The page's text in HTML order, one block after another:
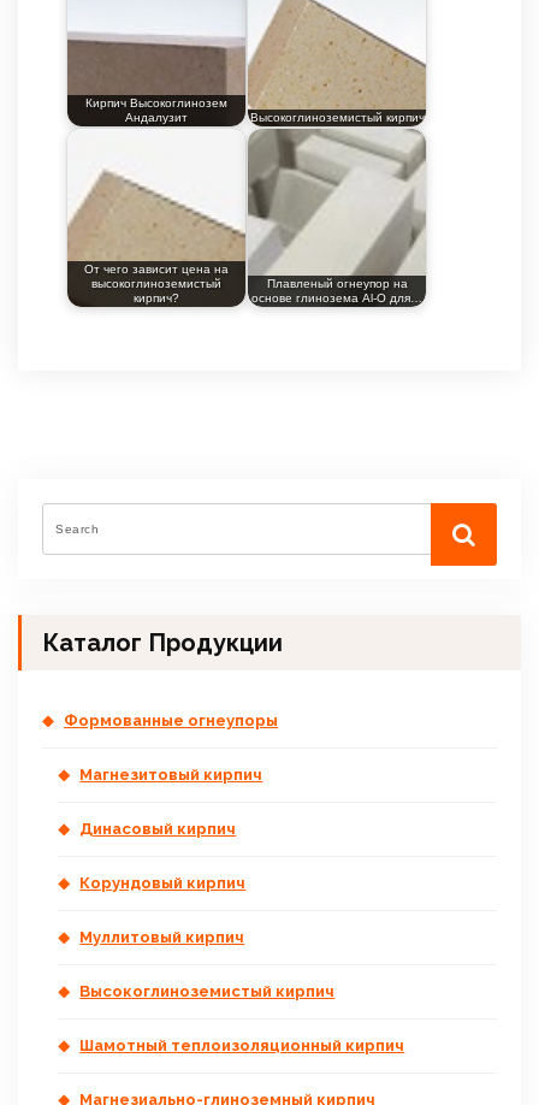
Кирпич Высокоглинозем
Андалузит
Высокоглиноземистый кирпич
От чего зависит цена на
высокоглиноземистый
кирпич?
Плавленый огнеупор на
основе глинозема Al-O для…
Каталог Продукции
Формованные огнеупоры
Магнезитовый кирпич
Динасовый кирпич
Корундовый кирпич
Муллитовый кирпич
Высокоглиноземистый кирпич
Шамотный теплоизоляционный кирпич
Магнезиально-глиноземный кирпич